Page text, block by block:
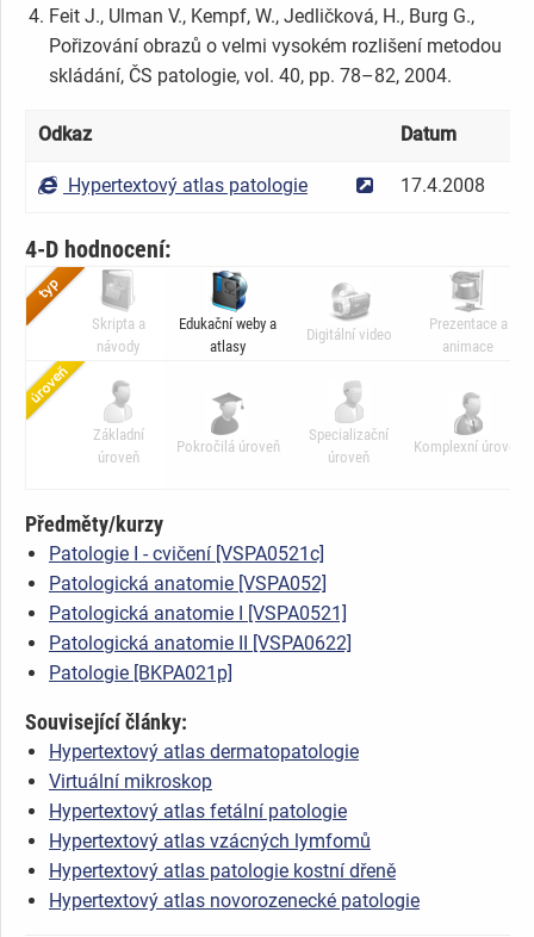
Feit J., Ulman V., Kempf, W., Jedličková, H., Burg G.,
Pořizování obrazů o velmi vysokém rozlišení metodou
skládání, ČS patologie, vol. 40, pp. 78–82, 2004.
Odkaz Datum
Hypertextový atlas patologie 17.4.2008
4-D hodnocení:
Skripta a
návody
Edukační weby a
atlasy
Digitální video
Prezentace a
animace
Základní
úroveň
Pokročilá úroveň
Specializační
úroveň
Komplexní úroveň
Předměty/kurzy
Patologie I - cvičení [VSPA0521c]
Patologická anatomie [VSPA052]
Patologická anatomie I [VSPA0521]
Patologická anatomie II [VSPA0622]
Patologie [BKPA021p]
Související články:
Hypertextový atlas dermatopatologie
Virtuální mikroskop
Hypertextový atlas fetální patologie
Hypertextový atlas vzácných lymfomů
Hypertextový atlas patologie kostní dřeně
Hypertextový atlas novorozenecké patologie